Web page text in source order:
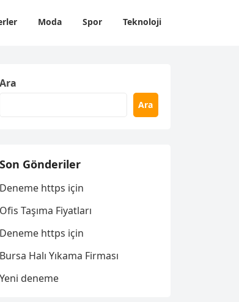
Moda Spor Teknoloji
Ara
Ara
Son Gönderiler
Deneme https için
Ofis Taşıma Fiyatları
Deneme https için
Bursa Halı Yıkama Firması
Yeni deneme